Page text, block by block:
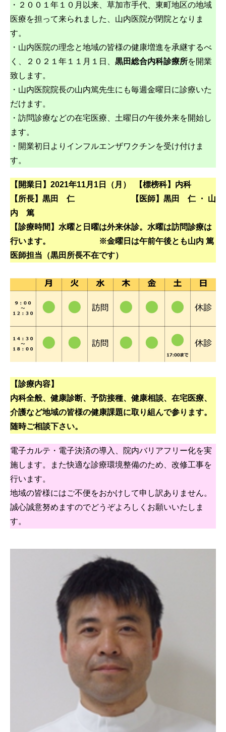
・２００１年１０月以来、草加市手代、東町地区の地域
医療を担って来られました、山内医院が閉院となりま
す。
・山内医院の理念と地域の皆様の健康増進を承継するべ
く、２０２１年１１月１日、 黒田総合内科診療所を開業
致します。
・山内医院院長の山内篤先生にも毎週金曜日に診療いた
だけます。
・訪問診療などの在宅医療、土曜日の午後外来を開始し
ます。
・開業初日よりインフルエンザワクチンを受け付けま
す。
【開業日】2021年11月1日（月） 【標榜科】内科
【所長】黒田 仁 【医師】黒田 仁 ・ 山
内 篤
【診療時間】水曜と日曜は外来休診。水曜は訪問診療は
行います。 ※金曜日は午前午後とも山内 篤
医師担当（黒田所長不在です）
【診療内容】
内科全般、健康診断、予防接種、健康相談、在宅医療、
介護など地域の皆様の健康課題に取り組んで参ります。
随時ご相談下さい。
電子カルテ・電子決済の導入、院内バリアフリー化を実
施します。また快適な診療環境整備のため、改修工事を
行います。
地域の皆様にはご不便をおかけして申し訳ありません。
誠心誠意努めますのでどうぞよろしくお願いいたしま
す。